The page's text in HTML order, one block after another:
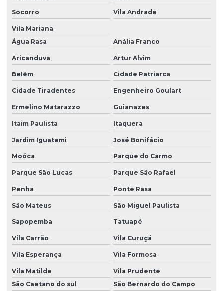
Socorro Vila Andrade
Vila Mariana
Água Rasa
Anália Franco
Aricanduva Artur Alvim
Belém Cidade Patriarca
Cidade Tiradentes Engenheiro Goulart
Ermelino Matarazzo Guianazes
Itaim Paulista Itaquera
Jardim Iguatemi José Bonifácio
Moóca Parque do Carmo
Parque São Lucas Parque São Rafael
Penha Ponte Rasa
São Mateus São Miguel Paulista
Sapopemba Tatuapé
Vila Carrão Vila Curuçá
Vila Esperança Vila Formosa
Vila Matilde
Vila Prudente
São Caetano do sul
São Bernardo do Campo